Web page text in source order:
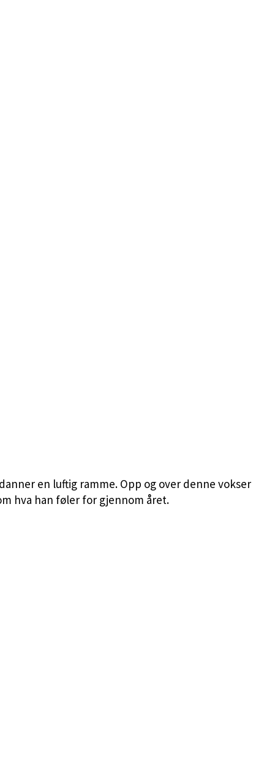
en luftig ramme. Opp og over denne vokser
hva han føler for gjennom året.